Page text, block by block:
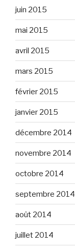
juin 2015
mai 2015
avril 2015
mars 2015
février 2015
janvier 2015
décembre 2014
novembre 2014
octobre 2014
septembre 2014
août 2014
juillet 2014